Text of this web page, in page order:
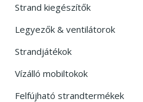
Strand kiegészítők
Legyezők & ventilátorok
Strandjátékok
Vízálló mobiltokok
Felfújható strandtermékek